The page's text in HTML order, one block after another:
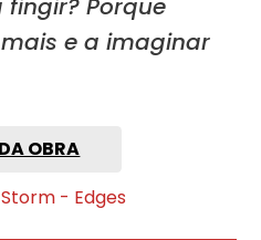
Porque
e a imaginar
OBRA
- Edges